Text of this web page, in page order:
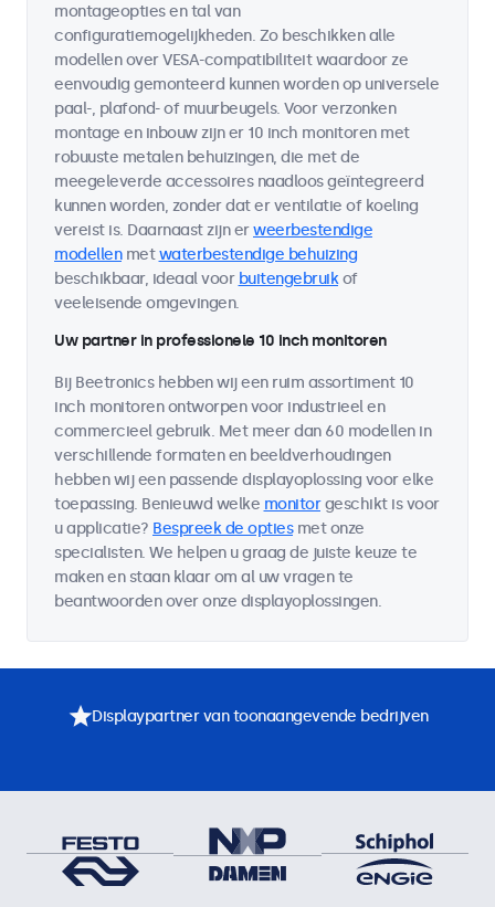
montageopties en tal van
configuratiemogelijkheden. Zo beschikken alle
modellen over VESA-compatibiliteit waardoor ze
eenvoudig gemonteerd kunnen worden op universele
paal-, plafond- of muurbeugels. Voor verzonken
montage en inbouw zijn er 10 inch monitoren met
robuuste metalen behuizingen, die met de
meegeleverde accessoires naadloos geïntegreerd
kunnen worden, zonder dat er ventilatie of koeling
vereist is. Daarnaast zijn erweerbestendige
modellenmetwaterbestendige behuizing
beschikbaar, ideaal voor buitengebruikof
veeleisende omgevingen.
Uw partner in professionele 10 inch monitoren
Bij Beetronics hebben wij een ruim assortiment 10
inch monitoren ontworpen voor industrieel en
commercieel gebruik. Met meer dan 60 modellen in
verschillende formaten en beeldverhoudingen
hebben wij een passende displayoplossing voor elke
toepassing. Benieuwd welke monitorgeschikt is voor
u applicatie? Bespreek de optiesmet onze
specialisten. We helpen u graag de juiste keuze te
maken en staan klaar om al uw vragen te
beantwoorden over onze displayoplossingen.
Displaypartner van toonaangevende bedrijven